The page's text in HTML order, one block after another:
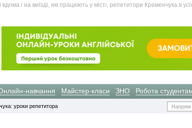
і на виїзді, які працюють у місті, репетитори Кременчука в
навчання Майстер-класи ЗНО Робота
уроки репетитора Напрям